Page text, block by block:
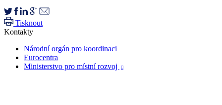
Tisknout
Kontakty
Národní orgán pro koordinaci
Eurocentra
Ministerstvo pro místní rozvoj
